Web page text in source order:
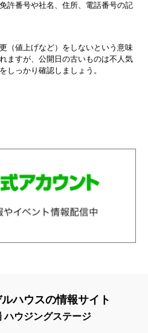
許番号や社名、住所、電話番号の記
（値上げなど）をしないという意味
ますが、公開日の古いものは不人気
しっかり確認しましょう。
ハウスの情報サイト
ハウジングステージ